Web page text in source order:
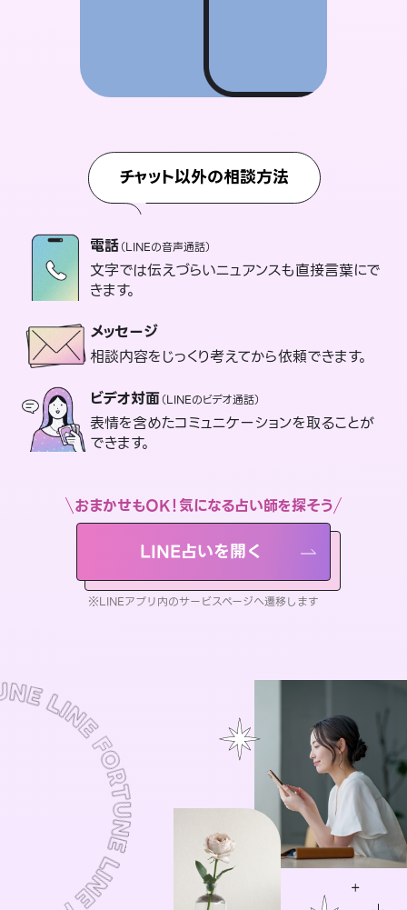
チャット以外の相談方法
電話（LINEの音声通話）
文字では伝えづらいニュアンスも直接言葉にで
きます。
メッセージ
相談内容をじっくり考えてから依頼できます。
ビデオ対面（LINEのビデオ通話）
表情を含めたコミュニケーションを取ることが
できます。
おまかせもOK！気になる占い師を探そう
LINE占いを開く
※LINEアプリ内のサービスページへ遷移します